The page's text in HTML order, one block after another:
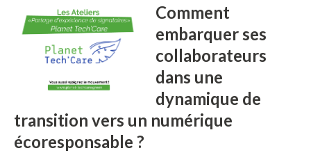
Comment
embarquer ses
collaborateurs
dans une
dynamique de
transition vers un numérique
écoresponsable ?